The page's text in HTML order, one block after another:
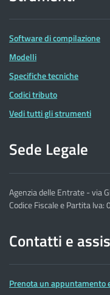
Software di compilazione
Modelli
Specifiche tecniche
Codici tributo
Vedi tutti gli strumenti
Sede Legale
Agenzia delle Entrate - via
Codice Fiscale e Partita
Contatti e
Prenota un appuntamento